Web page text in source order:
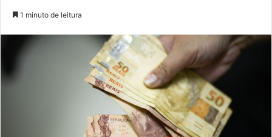
1 minuto de leitura